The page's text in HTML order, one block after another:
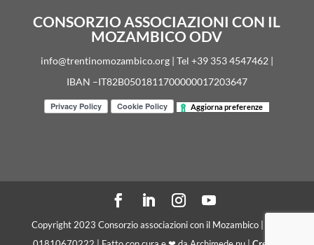
CONSORZIO ASSOCIAZIONI CON IL
MOZAMBICO ODV
info@trentinomozambico.org | Tel +39 353 4547462 |
IBAN –IT82B0501811700000017203647
Aggiorna preferenze
Copyright 2023 Consorzio associazioni con il Mozambico | C. F.